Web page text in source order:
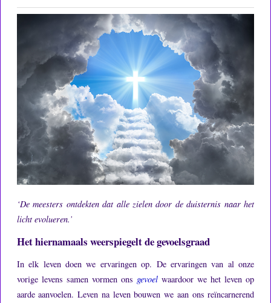
‘De meesters ontdekten dat alle zielen door de duisternis naar het
licht evolueren.’
Het hiernamaals weerspiegelt de gevoelsgraad
In elk leven doen we ervaringen op. De ervaringen van al onze
vorige levens samen vormen ons gevoel waardoor we het leven op
aarde aanvoelen.Leven na leven bouwen we aan ons reïncarnerend